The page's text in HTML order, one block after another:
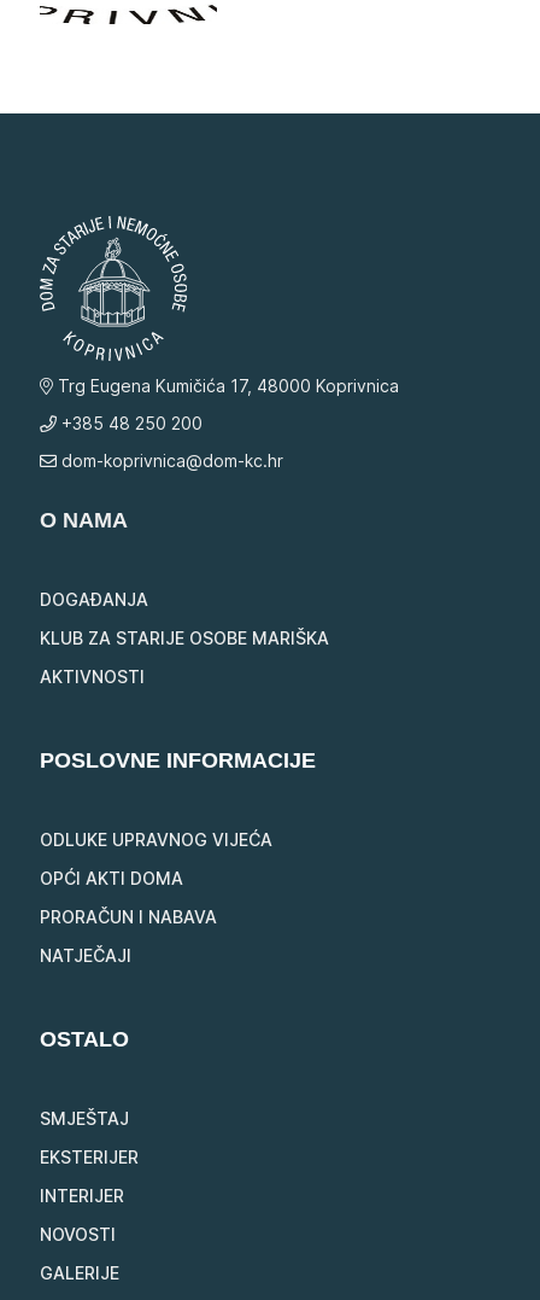
Trg Eugena Kumičića 17, 48000 Koprivnica
+385 48 250 200
dom-koprivnica@dom-kc.hr
O NAMA
DOGAĐANJA
KLUB ZA STARIJE OSOBE MARIŠKA
AKTIVNOSTI
POSLOVNE INFORMACIJE
ODLUKE UPRAVNOG VIJEĆA
OPĆI AKTI DOMA
PRORAČUN I NABAVA
NATJEČAJI
OSTALO
SMJEŠTAJ
EKSTERIJER
INTERIJER
NOVOSTI
GALERIJE